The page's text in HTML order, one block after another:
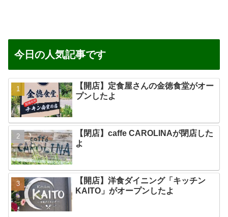
今日の人気記事です
【開店】定食屋さんの金徳食堂がオー
プンしたよ
【閉店】caffe CAROLINAが閉店した
よ
【開店】洋食ダイニング「キッチン
KAITO」がオープンしたよ